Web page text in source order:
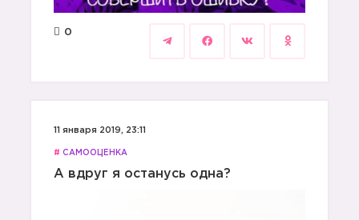
0
11 января 2019, 23:11
# САМООЦЕНКА
А вдруг я останусь одна?